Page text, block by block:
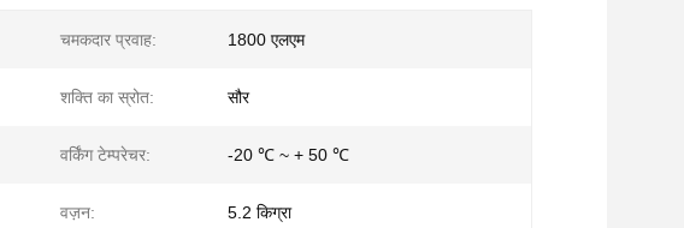
चमकदार प्रवाह: 1800 एलएम
शक्ति का स्रोत: सौर
वर्किंग टेम्परेचर: -20 ℃ ~ + 50 ℃
वज़न: 5.2 किग्रा